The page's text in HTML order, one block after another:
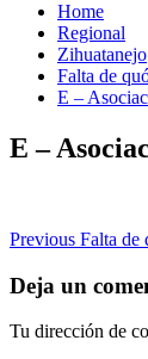
Home
Regional
Zihuatanejo
Falta de
E –
E –
Post
navigation
Previous Falta de
Deja un
Tu dirección de